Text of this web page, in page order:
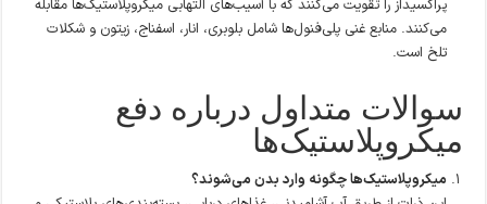
پراکسیداز را تقویت می‌کنند که با آسیب‌های التهابی میکروپلاستیک‌ها مقابله
می‌کنند. منابع غنی پلی‌فنول‌ها شامل بلوبری، انار، اسفناج، زیتون و شکلات
تلخ است.
سوالات متداول درباره دفع
میکروپلاستیک‌ها
میکروپلاستیک‌ها چگونه وارد بدن می‌شوند؟